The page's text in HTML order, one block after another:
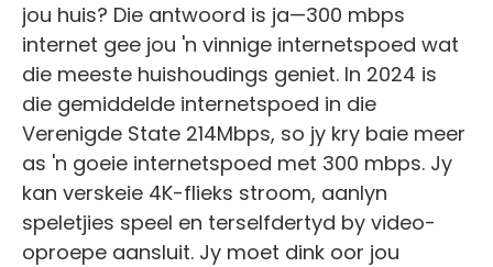
jou huis? Die antwoord is ja—300 mbps
internet gee jou 'n vinnige internetspoed wat
die meeste huishoudings geniet. In 2024 is
die gemiddelde internetspoed in die
Verenigde State 214Mbps, so jy kry baie meer
as 'n goeie internetspoed met 300 mbps. Jy
kan verskeie 4K-flieks stroom, aanlyn
speletjies speel en terselfdertyd by video-
oproepe aansluit. Jy moet dink oor jou